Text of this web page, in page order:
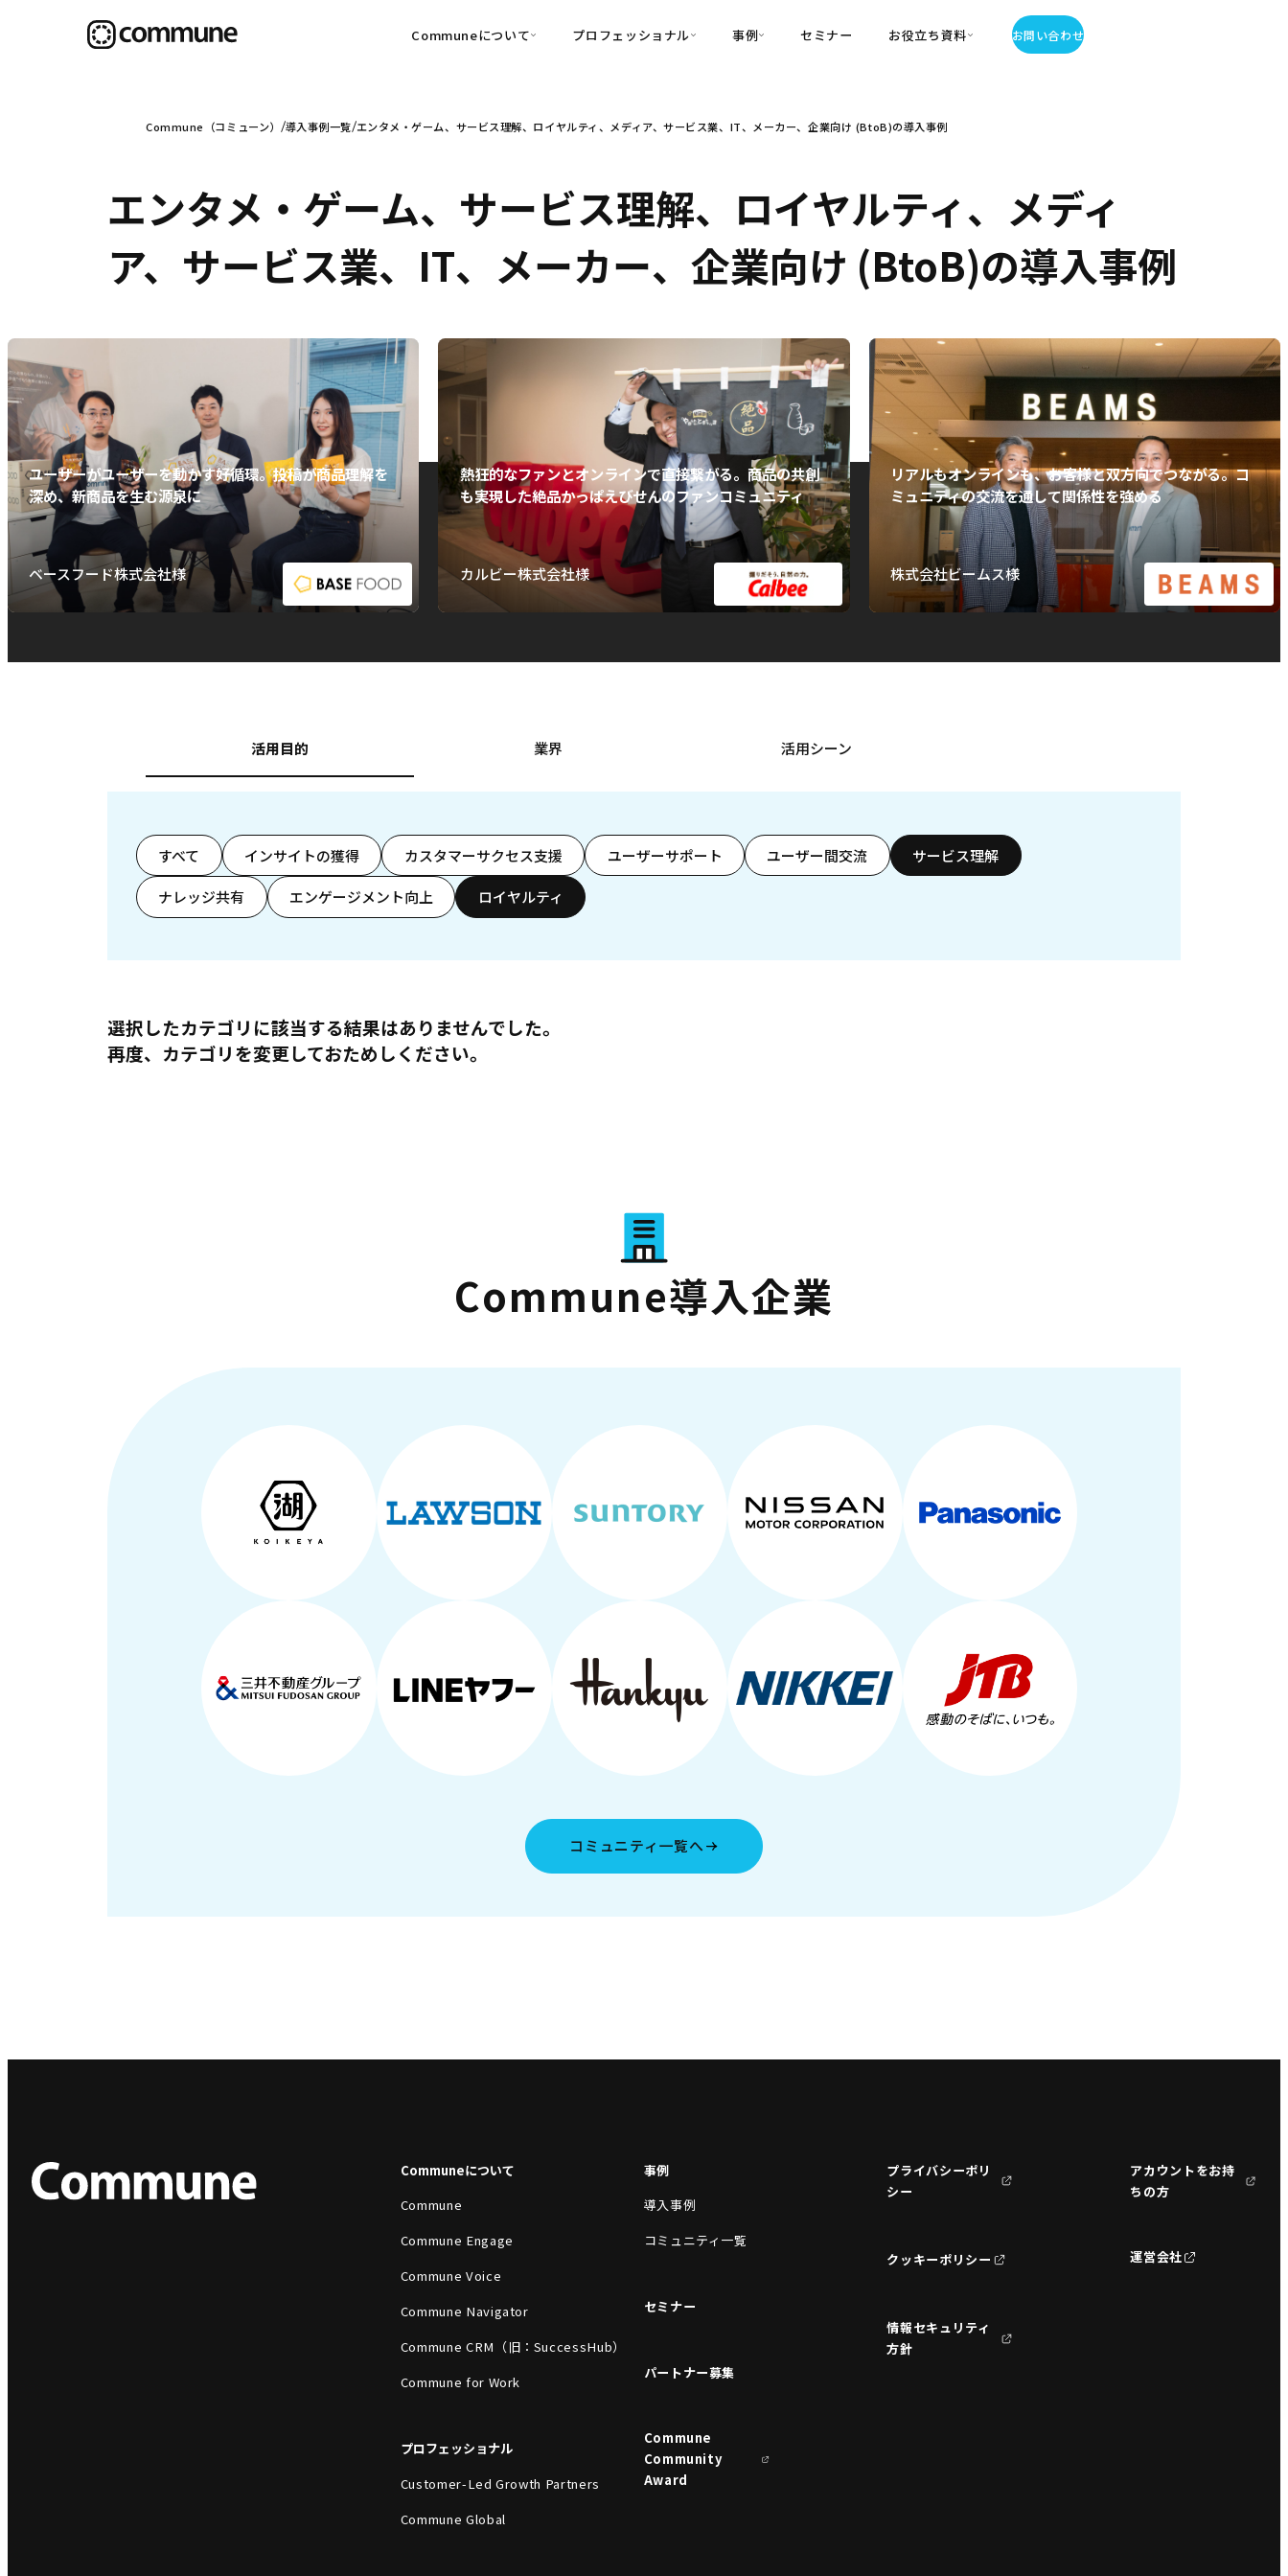
Communeについて
可視化
育成
・Commune Voice ・Commune Navigator
信頼を醸成する信頼起点経営基盤
・Commune CRM（旧：
SuccessHub）
・Commune for Work
プロフェッショナル
・Customer-Led Growth
事例
導入事例
セミナー お役立ち資料
・お役立ち資料
お問い合わせ
Commune（コミューン） 導入事例一覧 エンタメ・ゲーム、サービス理解、ロイヤルティ、メディア、サービス業、IT、メーカー、企業向け (BtoB)の導入事例
エンタメ・ゲーム、サービス理解、ロイヤルティ、メディ
ア、サービス業、IT、メーカー、企業向け (BtoB)の導入事例
ユーザーがユーザーを動かす好循環。投稿が商品理解を
深め、新商品を生む源泉に
ベースフード株式会社様
熱狂的なファンとオンラインで直接繋がる。商品の共創
も実現した絶品かっぱえびせんのファンコミュニティ
カルビー株式会社様
リアルもオンラインも、お客様と双方向でつながる。コ
ミュニティの交流を通して関係性を強める
株式会社ビームス様
活用目的 業界 活用シーン
すべて インサイトの獲得 カスタマーサクセス支援 ユーザーサポート ユーザー間交流 サービス理解
ナレッジ共有 エンゲージメント向上 ロイヤルティ
選択したカテゴリに該当する結果はありませんでした。
再度、カテゴリを変更しておためしください。
Commune導入企業
コミュニティ一覧へ
Communeについて
Commune
Commune Engage
Commune Voice
Commune Navigator
Commune CRM（旧：SuccessHub）
Commune for Work
プロフェッショナル
Customer-Led Growth Partners
Commune Global
事例
導入事例
コミュニティ一覧
セミナー
パートナー募集
Commune
Community
Award
プライバシーポリ
シー
クッキーポリシー
情報セキュリティ
方針
アカウントをお持
ちの方
運営会社